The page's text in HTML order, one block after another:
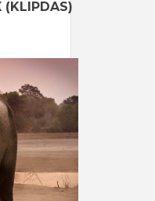
(KLIPDAS)